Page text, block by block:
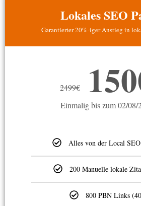
Lokales SEO
Garantierter 20%-iger Anstieg in
2499€
Einmalig bis zum 02/08/
Alles von der Local
200 Manuelle lokale
800 PBN Links